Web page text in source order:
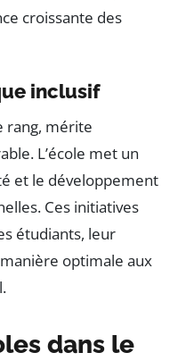
croissante des
inclusif
rang, mérite
L’école met un
et le développement
Ces initiatives
étudiants, leur
optimale aux
dans le